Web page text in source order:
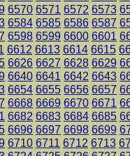
6570 6571 6572 6573
6584 6585 6586 6587
6598 6599 6600 6601
6612 6613 6614 6615
6626 6627 6628 6629
6640 6641 6642 6643
6654 6655 6656 6657
6668 6669 6670 6671
6682 6683 6684 6685
6696 6697 6698 6699
6710 6711 6712 6713